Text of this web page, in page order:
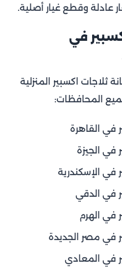
عادلة وقطع غيار أصلية.
في
ثلاجات اكسبير المنزلية
المحافظات:
في القاهرة
في الجيزة
في الإسكندرية
في الدقي
في الهرم
في مصر الجديدة
في المعادي